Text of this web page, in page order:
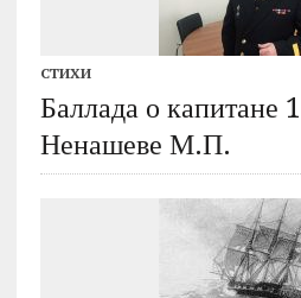
СТИХИ
Баллада о капитане
Ненашеве М.П.